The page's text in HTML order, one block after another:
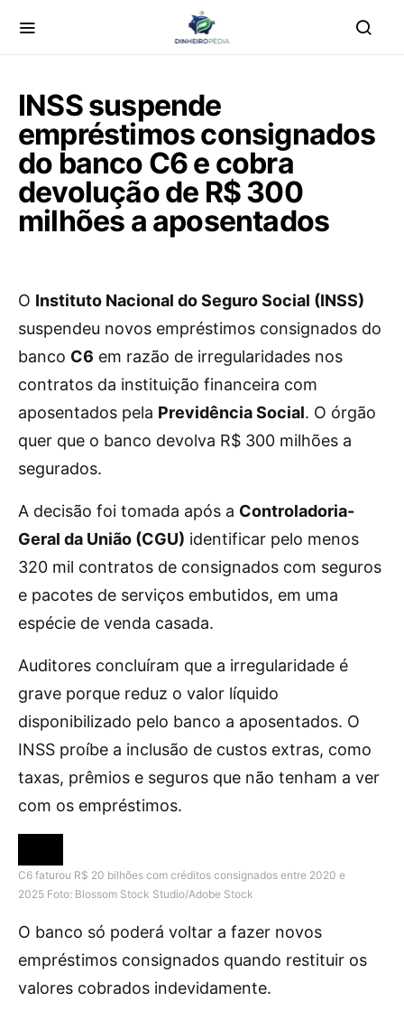
INSS suspende
empréstimos consignados
do banco C6 e cobra
devolução de R$ 300
milhões a aposentados
O Instituto Nacional do Seguro Social (INSS)
suspendeu novos empréstimos consignados do
banco C6 em razão de irregularidades nos
contratos da instituição financeira com
aposentados pela Previdência Social. O órgão
quer que o banco devolva R$ 300 milhões a
segurados.
A decisão foi tomada após a Controladoria-
Geral da União (CGU) identificar pelo menos
320 mil contratos de consignados com seguros
e pacotes de serviços embutidos, em uma
espécie de venda casada.
Auditores concluíram que a irregularidade é
grave porque reduz o valor líquido
disponibilizado pelo banco a aposentados. O
INSS proíbe a inclusão de custos extras, como
taxas, prêmios e seguros que não tenham a ver
com os empréstimos.
C6 faturou R$ 20 bilhões com créditos consignados entre 2020 e
2025 Foto: Blossom Stock Studio/Adobe Stock
O banco só poderá voltar a fazer novos
empréstimos consignados quando restituir os
valores cobrados indevidamente.